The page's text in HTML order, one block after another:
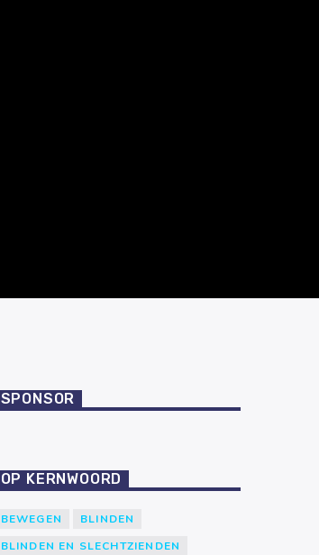
SPONSOR
OP KERNWOORD
BEWEGEN
BLINDEN
BLINDEN EN SLECHTZIENDEN